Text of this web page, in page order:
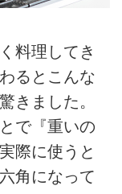
料理してき
るとこんな
きました。
で『重いの
際に使うと
角になって